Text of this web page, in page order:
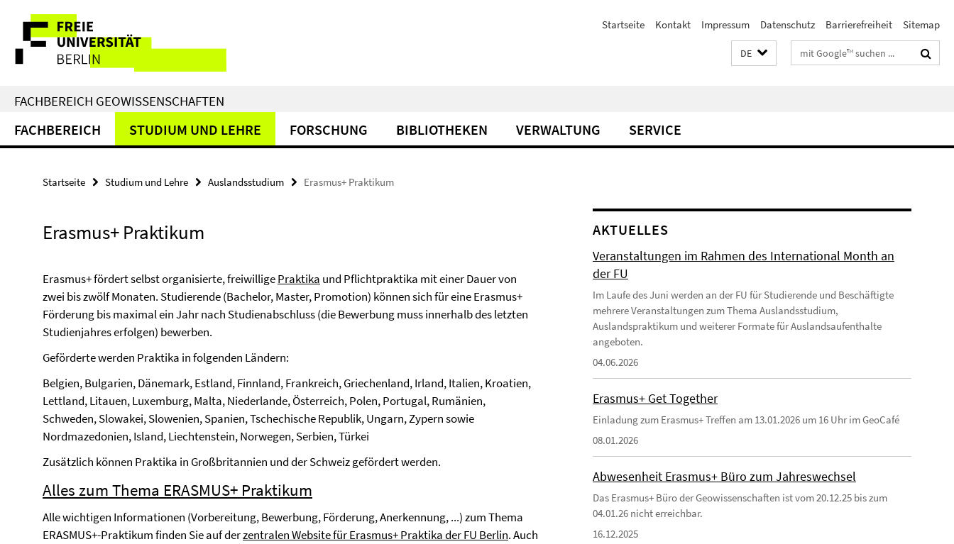
direkt
Inhalt
Service-
Navigation
Startseite Kontakt Impressum Datenschutz Barrierefreiheit Sitemap
DE Suchbegriffe
FACHBEREICH GEOWISSENSCHAFTEN
FACHBEREICH STUDIUM UND LEHRE FORSCHUNG BIBLIOTHEKEN VERWALTUNG SERVICE
Startseite Studium und Lehre Auslandsstudium Erasmus+ Praktikum
Erasmus+ Praktikum
Erasmus+ fördert selbst organisierte, freiwilligePraktika und Pflichtpraktika mit einer Dauer von
zwei bis zwölf Monaten. Studierende (Bachelor, Master, Promotion) können sich für eine Erasmus+
Förderungbis maximal ein Jahr nach Studienabschluss (die Bewerbung muss innerhalb des letzten
Studienjahres erfolgen) bewerben.
Geförderte werden Praktika in folgenden Ländern:
Belgien, Bulgarien, Dänemark, Estland, Finnland, Frankreich, Griechenland, Irland, Italien, Kroatien,
Lettland, Litauen, Luxemburg, Malta, Niederlande, Österreich, Polen, Portugal, Rumänien,
Schweden, Slowakei, Slowenien, Spanien, Tschechische Republik, Ungarn, Zypern sowie
Nordmazedonien, Island, Liechtenstein, Norwegen, Serbien, Türkei
Zusätzlich können Praktika in Großbritannien und der Schweiz gefördert werden.
Alles zum Thema ERASMUS+ Praktikum
Alle wichtigen Informationen (Vorbereitung, Bewerbung, Förderung, Anerkennung, ...) zum Thema
ERASMUS+-Praktikum finden Sie auf derzentralen Website für Erasmus+ Praktika der FU Berlin. Auch
AKTUELLES
Veranstaltungen im Rahmen des International Month an
der FU
Im Laufe des Juni werden an der FU für Studierende und Beschäftigte
mehrere Veranstaltungen zum Thema Auslandsstudium,
Auslandspraktikum und weiterer Formate für Auslandsaufenthalte
angeboten.
04.06.2026
Erasmus+ Get Together
Einladung zum Erasmus+ Treffen am 13.01.2026 um 16 Uhr im GeoCafé
08.01.2026
Abwesenheit Erasmus+ Büro zum Jahreswechsel
Das Erasmus+ Büro der Geowissenschaften ist vom 20.12.25 bis zum
04.01.26 nicht erreichbar.
16.12.2025